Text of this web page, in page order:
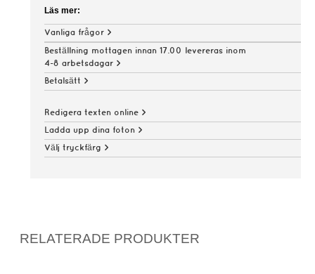
Läs mer:
Vanliga frågor >
Beställning mottagen innan 17.00 levereras inom
4-8 arbetsdagar >
Betalsätt >
Redigera texten online >
Ladda upp dina foton >
Välj tryckfärg >
RELATERADE PRODUKTER